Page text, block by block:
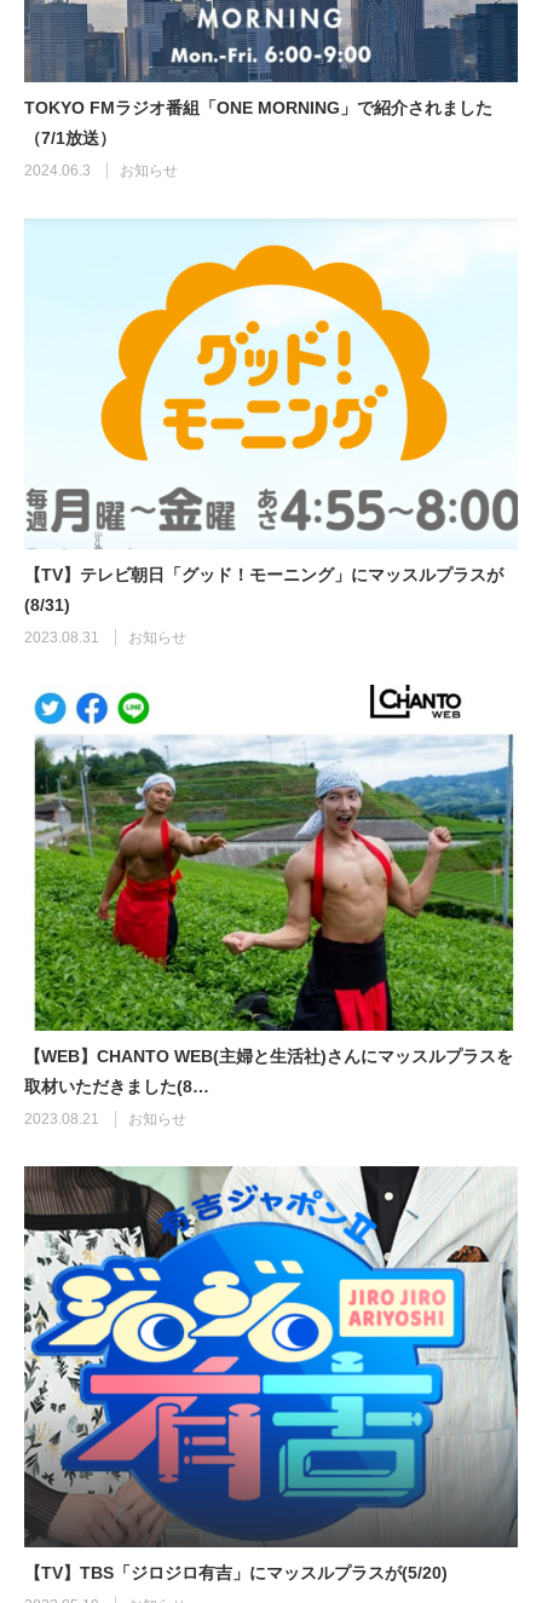
TOKYO FMラジオ番組「ONE MORNING」で紹介されました
（7/1放送）
2024.06.3 お知らせ
【TV】テレビ朝日「グッド！モーニング」にマッスルプラスが
(8/31)
2023.08.31 お知らせ
【WEB】CHANTO WEB(主婦と生活社)さんにマッスルプラスを
取材いただきました(8…
2023.08.21 お知らせ
【TV】TBS「ジロジロ有吉」にマッスルプラスが(5/20)
【YouTube】マッチョフリー素材メンバーが